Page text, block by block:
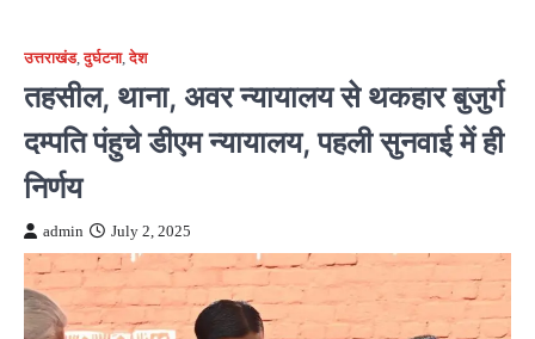
उत्तराखंड,दुर्घटना,देश
तहसील, थाना, अवर न्यायालय से थकहार बुजुर्ग
दम्पति पंहुचे डीएम न्यायालय, पहली सुनवाई में ही
निर्णय
admin July 2, 2025